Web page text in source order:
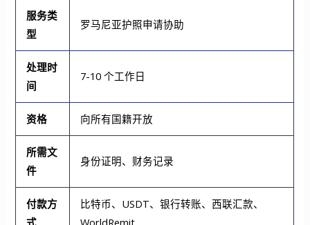
服务类
型
罗马尼亚护照申请协助
处理时
间
7-10 个工作日
资格 向所有国籍开放
所需文
件
身份证明、财务记录
付款方
比特币、USDT、银行转账、西联汇款、